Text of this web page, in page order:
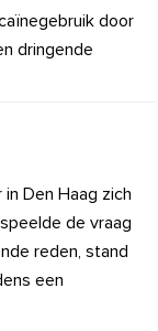
door
dringende
Den Haag zich
de vraag
reden, stand
een